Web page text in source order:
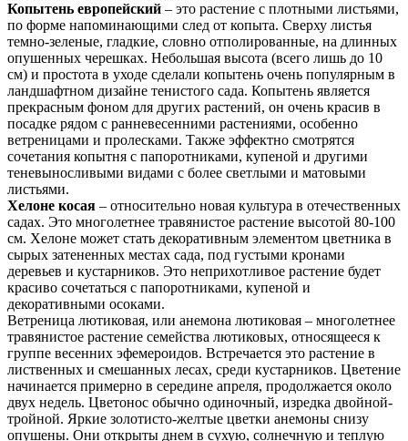
Копытень европейский – это растение с плотными листьями,
по форме напоминающими след от копыта. Сверху листья
темно-зеленые, гладкие, словно отполированные, на длинных
опушенных черешках. Небольшая высота (всего лишь до 10
см) и простота в уходе сделали копытень очень популярным в
ландшафтном дизайне тенистого сада. Копытень является
прекрасным фоном для других растений, он очень красив в
посадке рядом с ранневесенними растениями, особенно
ветреницами и пролесками. Также эффектно смотрятся
сочетания копытня с папоротниками, купеной и другими
теневыносливыми видами с более светлыми и матовыми
листьями.
Хелоне косая – относительно новая культура в отечественных
садах. Это многолетнее травянистое растение высотой 80-100
см. Хелоне может стать декоративным элементом цветника в
сырых затененных местах сада, под густыми кронами
деревьев и кустарников. Это неприхотливое растение будет
красиво сочетаться с папоротниками, купеной и
декоративными осоками.
Ветреница лютиковая, или анемона лютиковая – многолетнее
травянистое растение семейства лютиковых, относящееся к
группе весенних эфемероидов. Встречается это растение в
лиственных и смешанных лесах, среди кустарников. Цветение
начинается примерно в середине апреля, продолжается около
двух недель. Цветонос обычно одиночный, изредка двойной-
тройной. Яркие золотисто-желтые цветки анемоны снизу
опушены. Они открыты днем в сухую, солнечную и теплую